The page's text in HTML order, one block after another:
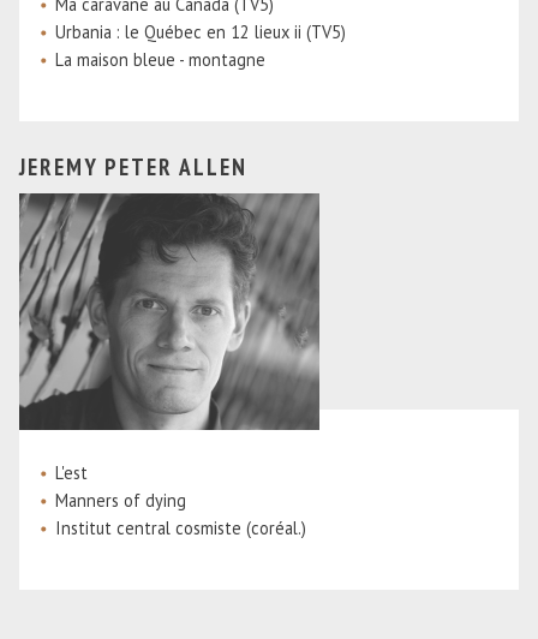
Urbania : le Québec en 12 lieux ii (TV5)
La maison bleue - montagne
JEREMY PETER ALLEN
L'est
Manners of dying
Institut central cosmiste (coréal.)